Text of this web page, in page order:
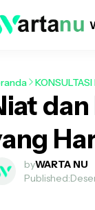
KONSULTASI
byWARTA NU
Published: